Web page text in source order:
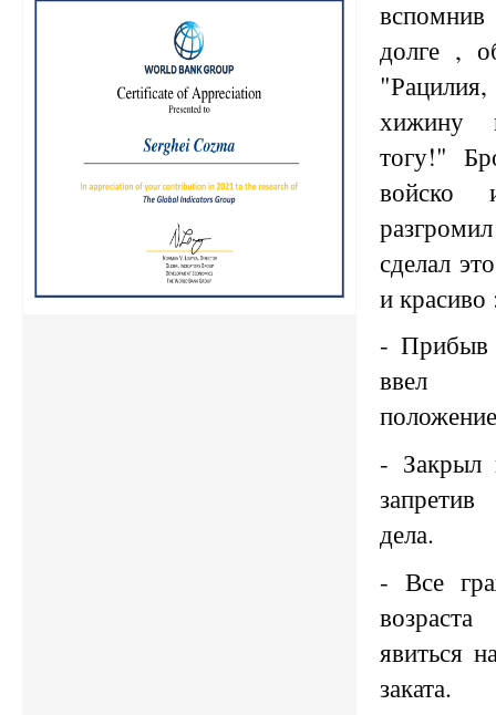
долге ,
хижину
тогу!"
сделал
и красиво
- Прибыв
ввел
- Закрыл
дела.
- Все
явиться
заката.